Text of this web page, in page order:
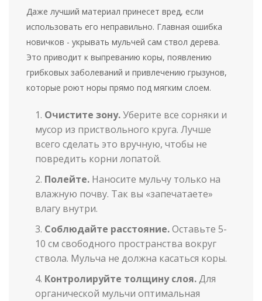
Даже лучший материал принесет вред, если
использовать его неправильно. Главная ошибка
новичков - укрывать мульчей сам ствол дерева.
Это приводит к выпреванию коры, появлению
грибковых заболеваний и привлечению грызунов,
которые роют норы прямо под мягким слоем.
Очистите зону.Уберите все сорняки и
мусор из приствольного круга. Лучше
всего сделать это вручную, чтобы не
повредить корни лопатой.
Полейте. Наносите мульчу только на
влажную почву. Так вы «запечатаете»
влагу внутри.
Соблюдайте расстояние.Оставьте 5-
10 см свободного пространства вокруг
ствола. Мульча не должна касаться коры.
Контролируйте толщину слоя.Для
органической мульчи оптимальная